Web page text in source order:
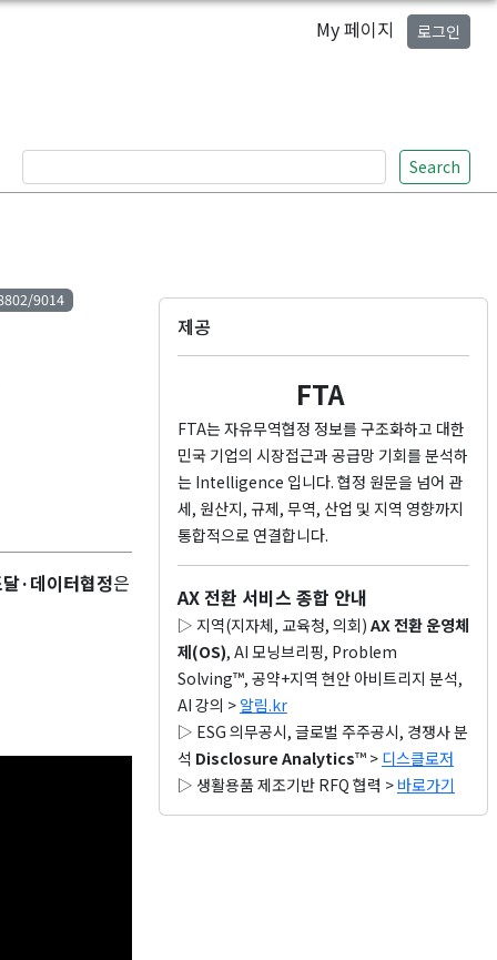
My 페이지 로그인
Search
9014
·데이터협정은
제공
FTA
FTA는 자유무역협정 정보를 구조화하고 대한
민국 기업의 시장접근과 공급망 기회를 분석하
는 Intelligence 입니다. 협정 원문을 넘어 관
세, 원산지, 규제, 무역, 산업 및 지역 영향까지
통합적으로 연결합니다.
AX 전환 서비스 종합 안내
▷ 지역(지자체, 교육청, 의회) AX 전환 운영체
제(OS), AI 모닝브리핑, Problem
Solving™, 공약+지역 현안 아비트리지 분석,
AI 강의 > 알림.kr
▷ ESG 의무공시, 글로벌 주주공시, 경쟁사 분
석 Disclosure Analytics™ > 디스클로저
▷ 생활용품 제조기반 RFQ 협력 > 바로가기